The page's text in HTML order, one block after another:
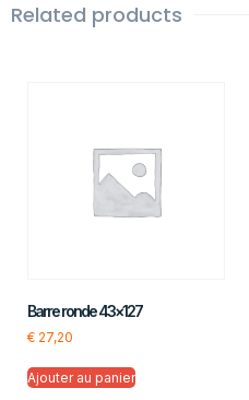
Related products
Barre ronde 43×127
€ 27,20
Ajouter au panier